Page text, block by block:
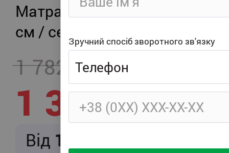
Матрац Persei Roll Air UP
см / середня жорсткість
1 782 - 457
1 325
Від 166
Зручний спосіб зворотного зв'язку